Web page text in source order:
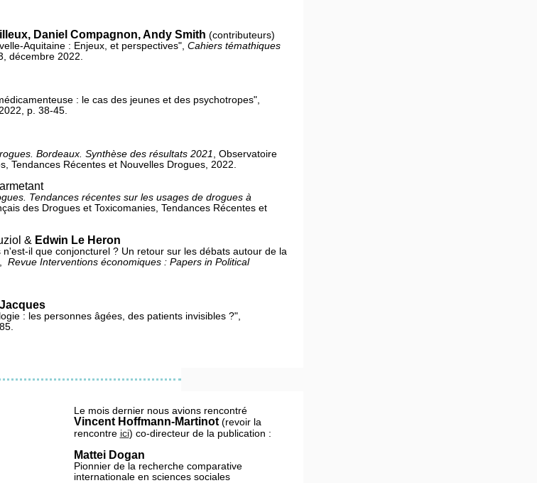
Daniel Compagnon, Andy Smith (contributeurs)
Aquitaine : Enjeux, et perspectives", Cahiers témathiques
décembre 2022.
: le cas des jeunes et des psychotropes",
p. 38-45.
Bordeaux. Synthèse des résultats 2021 , Observatoire
Tendances Récentes et Nouvelles Drogues, 2022.
Tendances récentes sur les usages de drogues à
des Drogues et Toxicomanies, Tendances Récentes et
& Edwin Le Heron
n'est-il que conjoncturel ? Un retour sur les débats autour de la
Revue Interventions économiques : Papers in Political
: les personnes âgées, des patients invisibles ?",
Le mois dernier nous avions rencontré
Vincent Hoffmann-Martinot(revoir la
rencontre ici) co-directeur de la publication :
Mattei Dogan
Pionnier de la recherche comparative
internationale en sciences sociales